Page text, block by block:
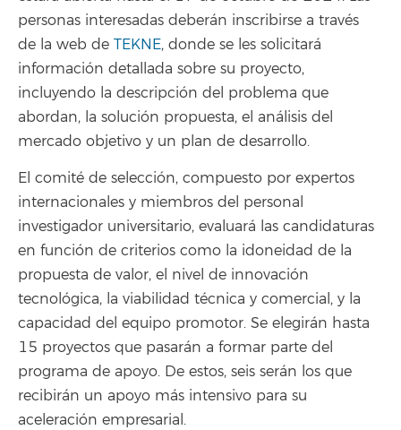
personas interesadas deberán inscribirse a través
de la web de TEKNE, donde se les solicitará
información detallada sobre su proyecto,
incluyendo la descripción del problema que
abordan, la solución propuesta, el análisis del
mercado objetivo y un plan de desarrollo.
El comité de selección, compuesto por expertos
internacionales y miembros del personal
investigador universitario, evaluará las candidaturas
en función de criterios como la idoneidad de la
propuesta de valor, el nivel de innovación
tecnológica, la viabilidad técnica y comercial, y la
capacidad del equipo promotor. Se elegirán hasta
15 proyectos que pasarán a formar parte del
programa de apoyo. De estos, seis serán los que
recibirán un apoyo más intensivo para su
aceleración empresarial.